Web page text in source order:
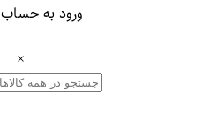
ورود به
×